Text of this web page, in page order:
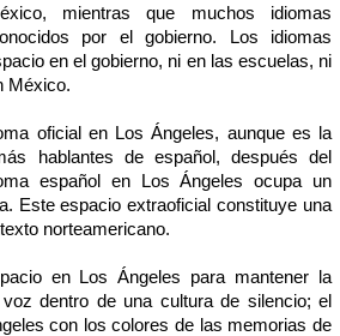
mientras que muchos idiomas
por el gobierno. Los idiomas
en el gobierno, ni en las escuelas, ni
México.
oficial en Los Ángeles, aunque es la
hablantes de español, después del
español en Los Ángeles ocupa un
Este espacio extraoficial constituye una
norteamericano.
en Los Ángeles para mantener la
dentro de una cultura de silencio; el
con los colores de las memorias de